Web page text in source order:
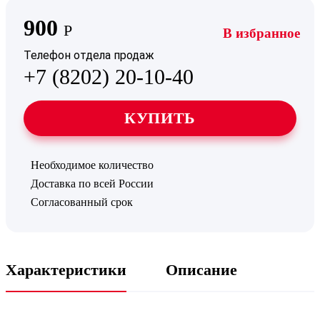
В избранное
900 Р
Телефон отдела продаж
+7 (8202) 20-10-40
КУПИТЬ
Необходимое количество
Доставка по всей России
Согласованный срок
Характеристики Описание